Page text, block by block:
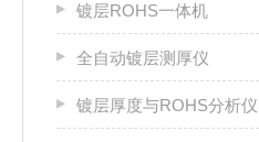
镀层ROHS一体机
全自动镀层测厚仪
镀层厚度与ROHS分析仪